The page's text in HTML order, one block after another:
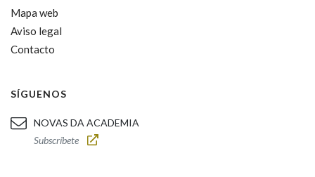
Mapa web
Aviso legal
Contacto
SÍGUENOS
NOVAS DA ACADEMIA
Subscríbete